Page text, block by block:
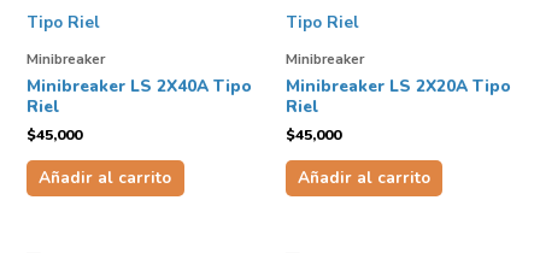
Minibreaker
Minibreaker LS 2X40A Tipo
Riel
$45,000
Añadir al carrito
Minibreaker
Minibreaker LS 2X20A Tipo
Riel
$45,000
Añadir al carrito